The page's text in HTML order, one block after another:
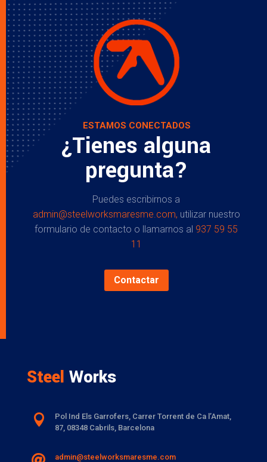
ESTAMOS CONECTADOS
¿Tienes alguna
pregunta?
Puedes escribirnos a
admin@steelworksmaresme.com, utilizar nuestro
formulario de contacto o llamarnos al 937 59 55
11
Contactar
Steel Works
 Pol Ind Els Garrofers, Carrer Torrent de Ca l’Amat,
87, 08348 Cabrils, Barcelona
admin@steelworksmaresme.com